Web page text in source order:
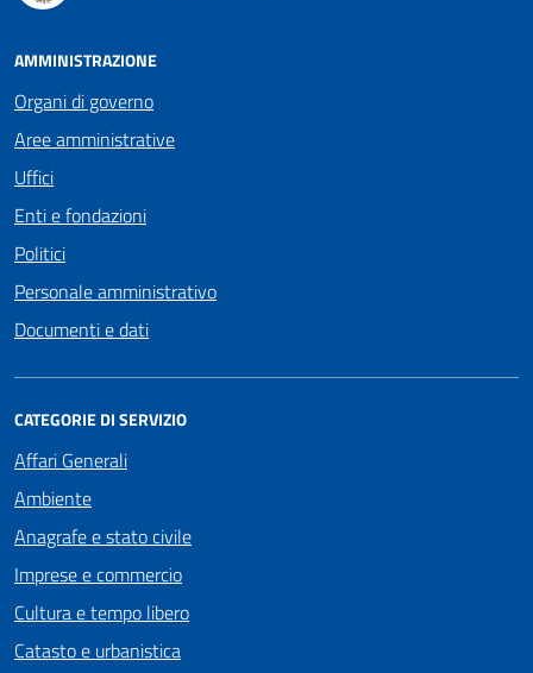
AMMINISTRAZIONE
Organi di governo
Aree amministrative
Uffici
Enti e fondazioni
Politici
Personale amministrativo
Documenti e dati
CATEGORIE DI SERVIZIO
Affari Generali
Ambiente
Anagrafe e stato civile
Imprese e commercio
Cultura e tempo libero
Catasto e urbanistica